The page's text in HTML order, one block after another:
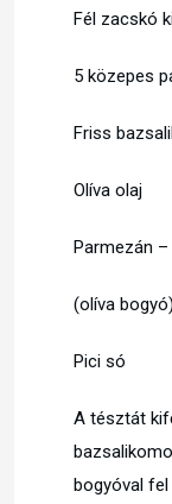
Fél zacskó
5 közepes
Friss
Olíva olaj
Parmezán
(olíva bogyó)
Pici só
A tésztát
bogyóval